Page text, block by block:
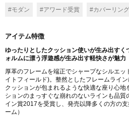
#モダン #アワード受賞 #カバーリング
アイテム特徴
ゆったりとしたクッション使いが生み出すく
ォルムに漂う浮遊感が生み出す軽快さが魅力
厚革のフレームを端正でシャープなシルエッ
イトフィールド)。整然としたフレームライ
クッションが包まれるような快適な座り心地
ションのまっすぐな崩れのないラインも品
イン賞2017を受賞し、発売以降多くの方の
ーム）